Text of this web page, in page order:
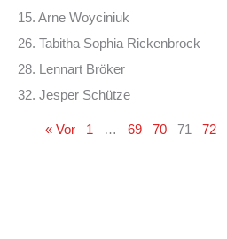
15. Arne Woyciniuk
26. Tabitha Sophia Rickenbrock
28. Lennart Bröker
32. Jesper Schütze
« Vor 1 … 69 70 71 72